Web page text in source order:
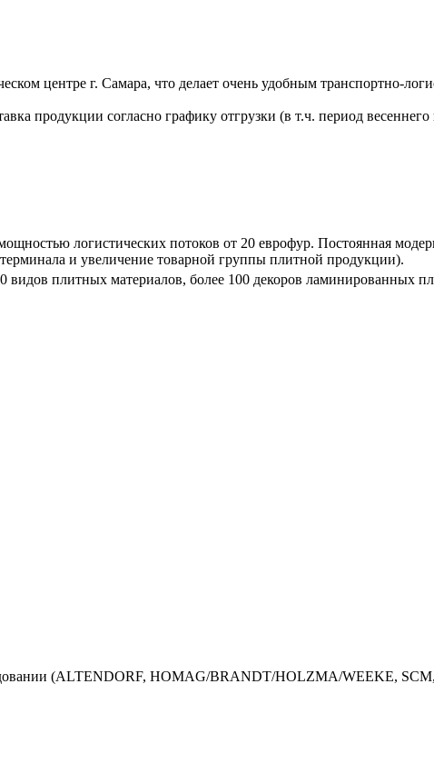
центре г. Самара, что делает очень удобным транспортно-
продукции согласно графику отгрузки (в т.ч. период
логистических потоков от 20 еврофур. Постоянная
и увеличение товарной группы плитной продукции).
видов плитных материалов, более 100 декоров ламинированных
(ALTENDORF, HOMAG/BRANDT/HOLZMA/WEEKE,